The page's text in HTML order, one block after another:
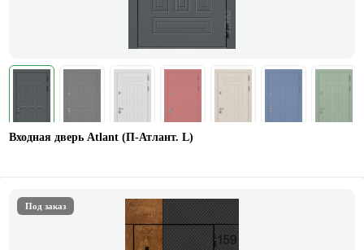
Входная дверь Atlant (П-Атлант. L)
Под заказ